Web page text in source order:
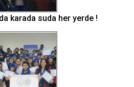
karada suda her yerde !